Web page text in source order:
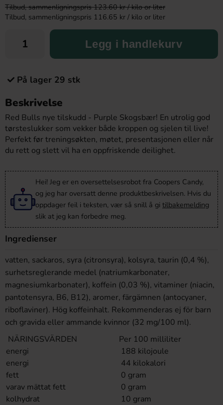
Tilbud, sammenligningspris 123.60 kr / kilo or liter
Tilbud, sammenligningspris 116.65 kr / kilo or liter
Legg i handlekurv
På lager 29 stk
Beskrivelse
Red Bulls nye tilskudd - Purple Skogsbær! En utrolig god
tørsteslukker som vekker både kroppen og sjelen til live!
Perfekt før treningsøkten, møtet, presentasjonen eller når
du rett og slett vil ha en oppfriskende deilighet.
Hei! Jeg er en oversettelsesrobot fra Coopers Candy,
og jeg har oversatt denne produktbeskrivelsen. Hvis du
oppdager feil i teksten, vær så snill å gi tilbakemelding
slik at jeg kan forbedre meg.
Ingredienser
vatten, sackaros, syra (citronsyra), kolsyra, taurin (0,4 %),
surhetsreglerande medel (natriumkarbonater,
magnesiumkarbonater), koffein (0,03 %), vitaminer (niacin,
pantotensyra, B6, B12), aromer, färgämnen (antocyaner,
riboflaviner). Hög koffeinhalt. Rekommenderas ej för barn
och gravida eller ammande kvinnor (32 mg/100 ml).
NÄRINGSVÄRDEN
Per 100 milliliter
energi
188 kilojoule
energi
44 kilokalori
fett
0 gram
varav mättat fett
0 gram
kolhydrat
10 gram